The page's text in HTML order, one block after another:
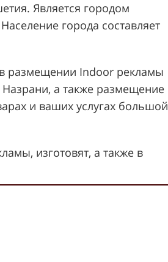
Является городом
города составляет
размещении Indoor рекламы
а также размещение
и ваших услугах большой
изготовят, а также в